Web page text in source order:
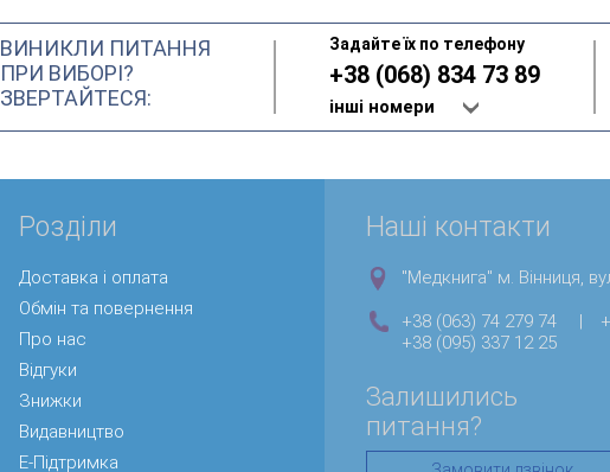
ВИНИКЛИ ПИТАННЯ
ПРИ ВИБОРІ?
ЗВЕРТАЙТЕСЯ:
Задайте їх по телефону
+38 (068) 834 73 89
інші номери
Розділи
Доставка і оплата
Обмін та повернення
Про нас
Відгуки
Знижки
Видавництво
Е-Підтримка
Наші контакти
"Медкнига" м. Вінниця,
+38 (063) 74 279 74 |
+38 (095) 337 12 25
Залишились
питання?